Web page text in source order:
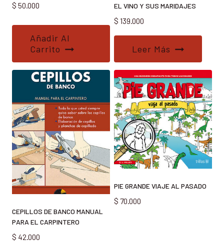
$ 50.000
Añadir Al
Carrito
EL VINO Y SUS MARIDAJES
$ 139.000
Leer Más
CEPILLOS DE BANCO MANUAL
PARA EL CARPINTERO
$ 42.000
PIE GRANDE VIAJE AL PASADO
$ 70.000